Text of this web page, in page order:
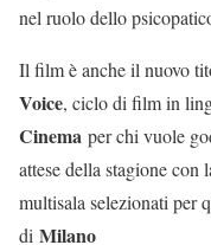
nel ruolo dello
Il film è anche il nuovo
Voice, ciclo di film in
Cinema per chi vuole
attese della stagione
multisala selezionati per
di Milano